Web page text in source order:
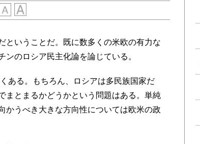
いうことだ。既に数多くの米欧の有力な
のロシア民主化論を論じている。
ある。もちろん、ロシアは多民族国家だ
まとまるかどうかという問題はある。単純
かうべき大きな方向性については欧米の政